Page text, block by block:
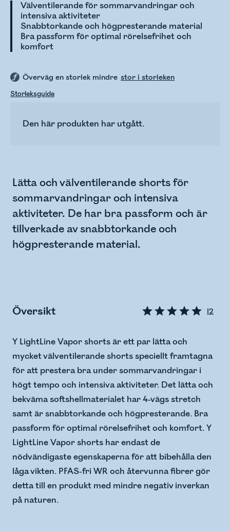
Välventilerande för sommarvandringar och
intensiva aktiviteter
Snabbtorkande och högpresterande material
Bra passform för optimal rörelsefrihet och
komfort
Överväg en storlek mindre stor i storleken
Storleksguide
Den här produkten har utgått.
Lätta och välventilerande shorts för
sommarvandringar och intensiva
aktiviteter. De har bra passform och är
tillverkade av snabbtorkande och
högpresterande material.
Översikt 12
Y LightLine Vapor shorts är ett par lätta och
mycket välventilerande shorts speciellt framtagna
för att prestera bra under sommarvandringar i
högt tempo och intensiva aktiviteter. Det lätta och
bekväma softshellmaterialet har 4-vägs stretch
samt är snabbtorkande och högpresterande. Bra
passform för optimal rörelsefrihet och komfort. Y
LightLine Vapor shorts har endast de
nödvändigaste egenskaperna för att bibehålla den
låga vikten. PFAS-fri WR och återvunna fibrer gör
detta till en produkt med mindre negativ inverkan
på naturen.